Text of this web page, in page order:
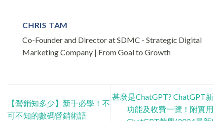
CHRIS TAM
Co-Founder and Director at SDMC - Strategic Digital
Marketing Company | From Goal to Growth
【營銷知多少】新手必學！不
可不知的數碼營銷術語
甚麼是ChatGPT? ChatGPT新
功能及收費一覽！附實用